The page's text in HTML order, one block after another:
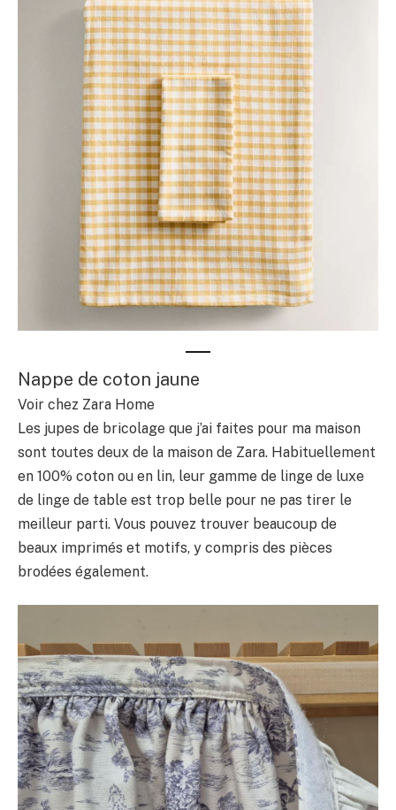
Nappe de coton jaune
Voir chez Zara Home
Les jupes de bricolage que j’ai faites pour ma maison
sont toutes deux de la maison de Zara. Habituellement
en 100% coton ou en lin, leur gamme de linge de luxe
de linge de table est trop belle pour ne pas tirer le
meilleur parti. Vous pouvez trouver beaucoup de
beaux imprimés et motifs, y compris des pièces
brodées également.